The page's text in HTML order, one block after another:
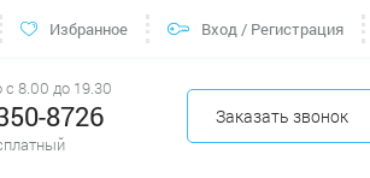
Избранное Вход/ Регистрация
8.00 до 19.30
8726 Заказать звонок